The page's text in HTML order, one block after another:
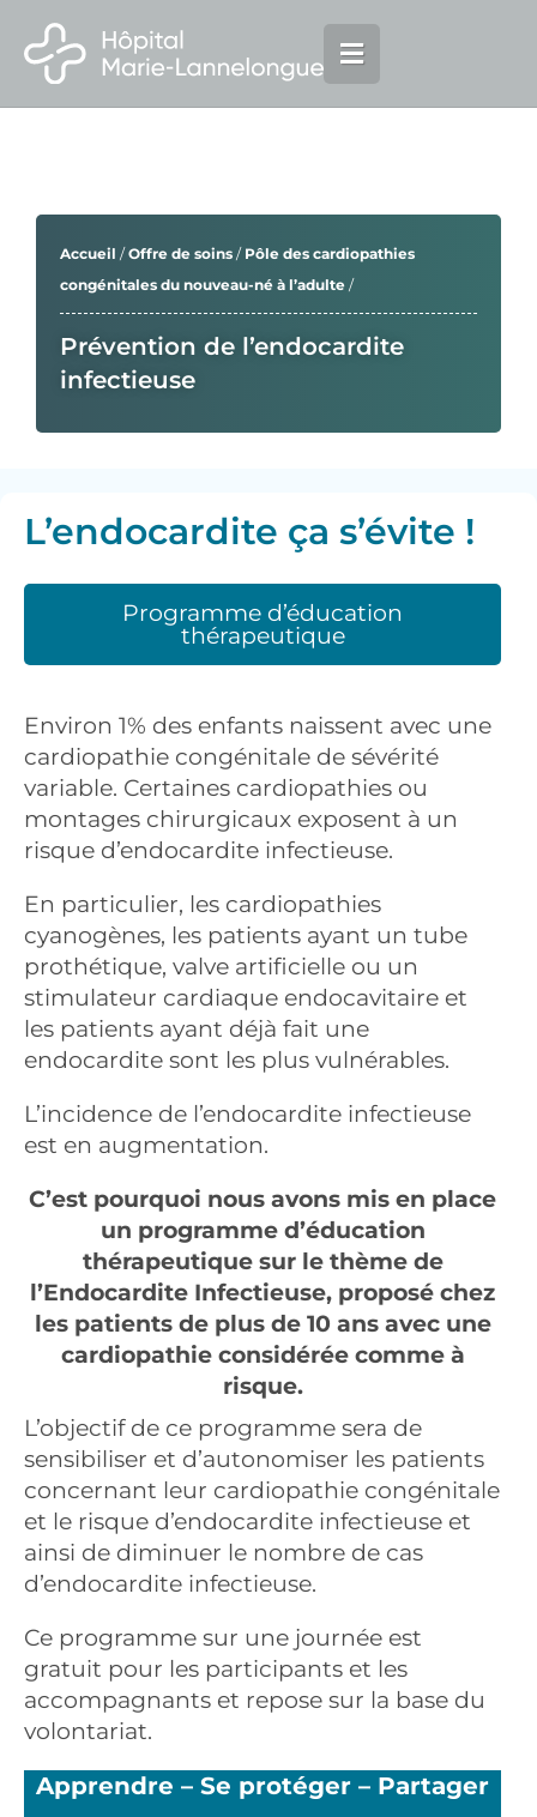
principal
au
contenu
Accueil /Offre de soins / Pôle des cardiopathies
congénitales du nouveau-né à l’adulte /
Prévention de l’endocardite
infectieuse
L’endocardite ça s’évite !
Programme d’éducation
thérapeutique
Environ 1% des enfants naissent avec une
cardiopathie congénitale de sévérité
variable. Certaines cardiopathies ou
montages chirurgicaux exposent à un
risque d’endocardite infectieuse.
En particulier, les cardiopathies
cyanogènes, les patients ayant un tube
prothétique, valve artificielle ou un
stimulateur cardiaque endocavitaire et
les patients ayant déjà fait une
endocardite sont les plus vulnérables.
L’incidence de l’endocardite infectieuse
est en augmentation.
C’est pourquoi nous avons mis en place
un programme d’éducation
thérapeutique sur le thème de
l’Endocardite Infectieuse, proposé chez
les patients de plus de 10 ans avec une
cardiopathie considérée comme à
risque.
L’objectif de ce programme sera de
sensibiliser et d’autonomiser les patients
concernant leur cardiopathie congénitale
et le risque d’endocardite infectieuse et
ainsi de diminuer le nombre de cas
d’endocardite infectieuse.
Ce programme sur une journée est
gratuit pour les participants et les
accompagnants et repose sur la base du
volontariat.
Apprendre – Se protéger – Partager